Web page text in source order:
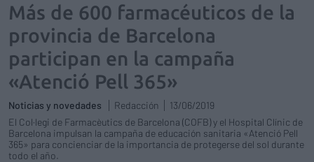
Más de 600 farmacéuticos de la
provincia de Barcelona
participan en la campaña
«Atenció Pell 365»
Noticias y novedades Redacción
13/06/2019
El Col·legi de Farmacèutics de Barcelona (COFB) y el Hospital Clínic de
Barcelona impulsan la campaña de educación sanitaria «Atenció Pell
365» para concienciar de la importancia de protegerse del sol durante
todo el año.